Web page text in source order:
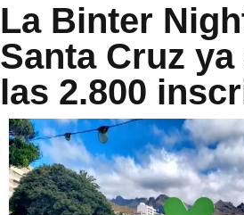
La Binter
Santa Cruz
las 2.800